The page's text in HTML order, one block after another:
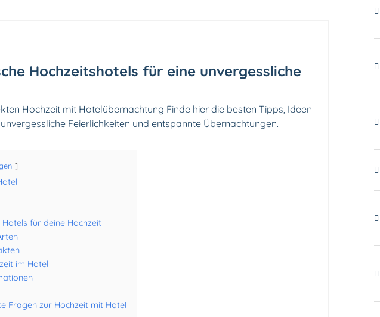
Hochzeitshotels für eine unvergessliche
Hochzeit mit Hotelübernachtung Finde hier die besten Tipps, Ideen
Feierlichkeiten und entspannte Übernachtungen.
für deine Hochzeit
im Hotel
Fragen zur Hochzeit mit Hotel